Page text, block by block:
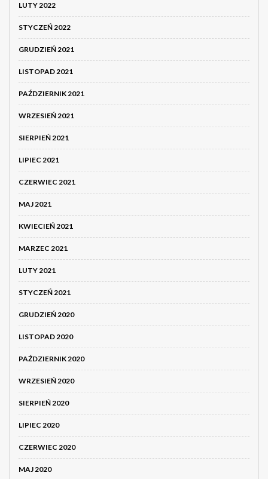
LUTY 2022
STYCZEŃ 2022
GRUDZIEŃ 2021
LISTOPAD 2021
PAŹDZIERNIK 2021
WRZESIEŃ 2021
SIERPIEŃ 2021
LIPIEC 2021
CZERWIEC 2021
MAJ 2021
KWIECIEŃ 2021
MARZEC 2021
LUTY 2021
STYCZEŃ 2021
GRUDZIEŃ 2020
LISTOPAD 2020
PAŹDZIERNIK 2020
WRZESIEŃ 2020
SIERPIEŃ 2020
LIPIEC 2020
CZERWIEC 2020
MAJ 2020